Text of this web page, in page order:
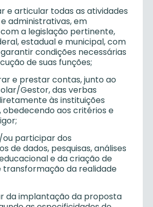
e articular todas as atividades
administrativas, em
a legislação pertinente,
estadual e municipal, com
condições necessárias
de suas funções;
e prestar contas, junto ao
Gestor, das verbas
às instituições
obedecendo aos critérios e
ou participar dos
de dados, pesquisas, análises
e da criação de
transformação da realidade
da implantação da proposta